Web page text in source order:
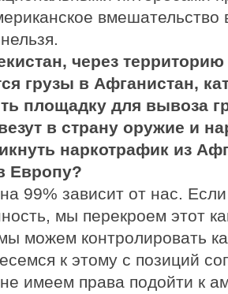
через территорию
грузы в Афганистан,
площадку для вывоза
в страну оружие и
наркотрафик из
Европу?
99% зависит от нас.
мы перекроем этот
можем контролировать
к этому с позиций
имеем права подойти к